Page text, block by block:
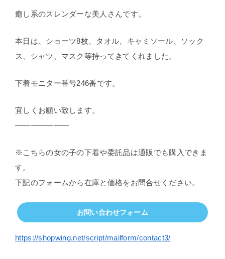
癒し系のスレンダーな美人さんです。
本日は、ショーツ8枚、タオル、キャミソール、ソック
ス、シャツ、マスク等持ってきてくれました。
下着モニター番号246番です。
宜しくお願い致します。
———————
※こちらの女の子の下着や委託品は通販でも購入できま
す。
下記のフォームから在庫と価格をお問合せください。
お問い合わせフォーム
https://shopwing.net/script/mailform/contact3/